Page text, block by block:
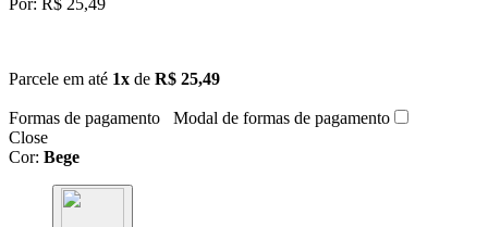
Parcele em até 1x de R$ 25,49
Formas de pagamento
Modal de formas de pagamento
Close
Cor: Bege